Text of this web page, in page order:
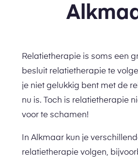
Relatietherapie is soms een
besluit relatietherapie te
je niet gelukkig bent met de
nu is. Toch is relatietherapie
voor te schamen!
In Alkmaar kun je
relatietherapie volgen,